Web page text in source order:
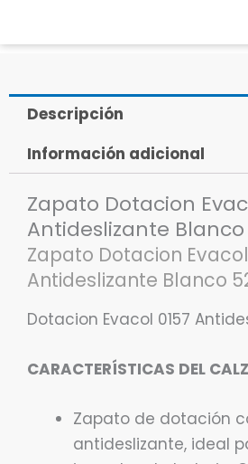
Descripción
Información adicional
Zapato Dotacion
Antideslizante Blanco
Zapato Dotacion Evacol
Antideslizante Blanco
Dotacion Evacol 0157
CARACTERÍSTICAS DEL
Zapato de dotación
antideslizante, ideal